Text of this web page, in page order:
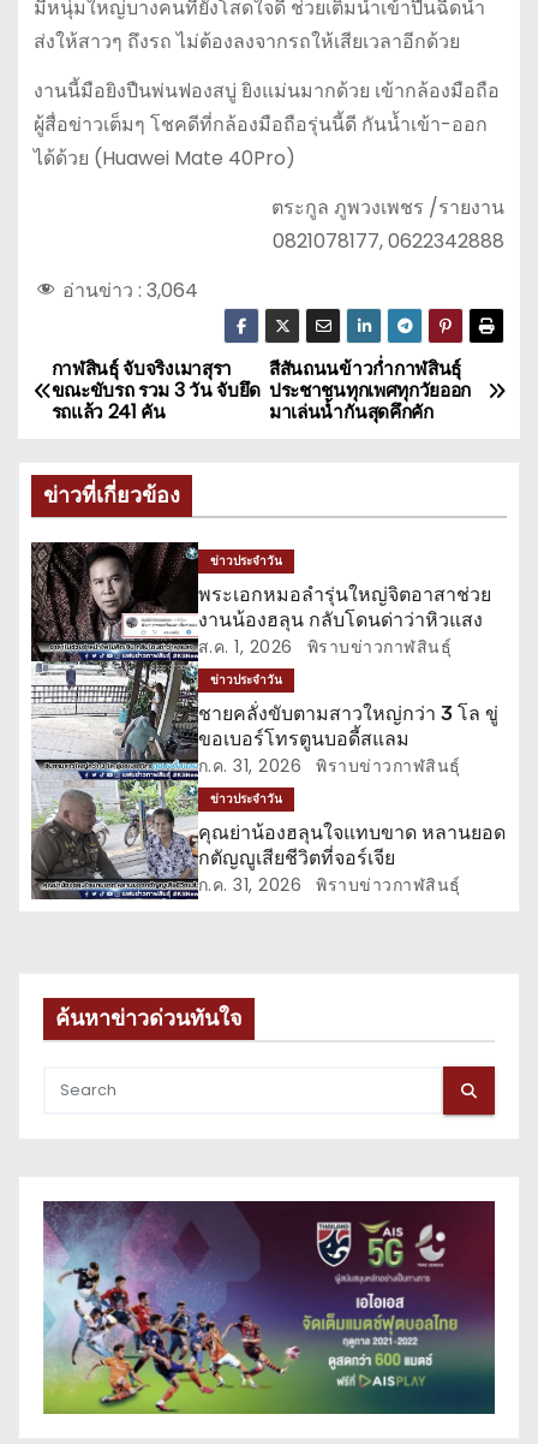
มีหนุ่มใหญ่บางคนที่ยังโสดใจดี ช่วยเติมน้ำเข้าปืนฉีดน้ำ
ส่งให้สาวๆ ถึงรถ ไม่ต้องลงจากรถให้เสียเวลาอีกด้วย
งานนี้มือยิงปืนพ่นฟองสบู่ ยิงแม่นมากด้วย เข้ากล้องมือถือ
ผู้สื่อข่าวเต็มๆ โชคดีที่กล้องมือถือรุ่นนี้ดี กันน้ำเข้า-ออก
ได้ด้วย (Huawei Mate 40Pro)
ตระกูล ภูพวงเพชร /รายงาน
0821078177, 0622342888
อ่านข่าว : 3,064
แ
น
ะ
แ
น
ว
เ
รื่
อ
ง
สีสันถนนข้าวก่ำกาฬสินธุ์
ประชาชนทุกเพศทุกวัยออก
มาเล่นน้ำกันสุดคึกคัก
กาฬสินธุ์ จับจริงเมาสุรา
ขณะขับรถ รวม 3 วัน จับยึด
รถแล้ว 241 คัน
ข่าวที่เกี่ยวข้อง
ข่าวประจำวัน
พระเอกหมอลำรุ่นใหญ่จิตอาสาช่วย
งานน้องฮลุน กลับโดนด่าว่าหิวแสง
ส.ค. 1, 2026 พิราบข่าวกาฬสินธุ์
ข่าวประจำวัน
ชายคลั่งขับตามสาวใหญ่กว่า 3 โล ขู่
ขอเบอร์โทรตูนบอดี้สแลม
ก.ค. 31, 2026 พิราบข่าวกาฬสินธุ์
ข่าวประจำวัน
คุณย่าน้องฮลุนใจแทบขาด หลานยอด
กตัญญูเสียชีวิตที่จอร์เจีย
ก.ค. 31, 2026 พิราบข่าวกาฬสินธุ์
ค้นหาข่าวด่วนทันใจ